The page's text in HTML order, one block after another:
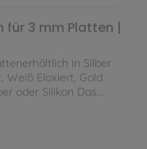
für 3 mm Platten |
Weiß Eloxiert, Gold
oder Silikon Das
um an 90 Grad
zu den Platten
lediglich am